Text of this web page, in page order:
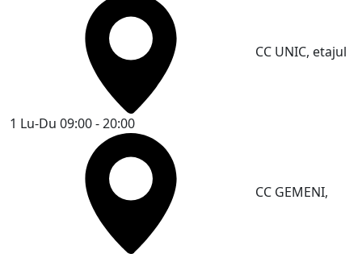
CC UNIC, etajul
1 Lu-Du 09:00 - 20:00
CC GEMENI,